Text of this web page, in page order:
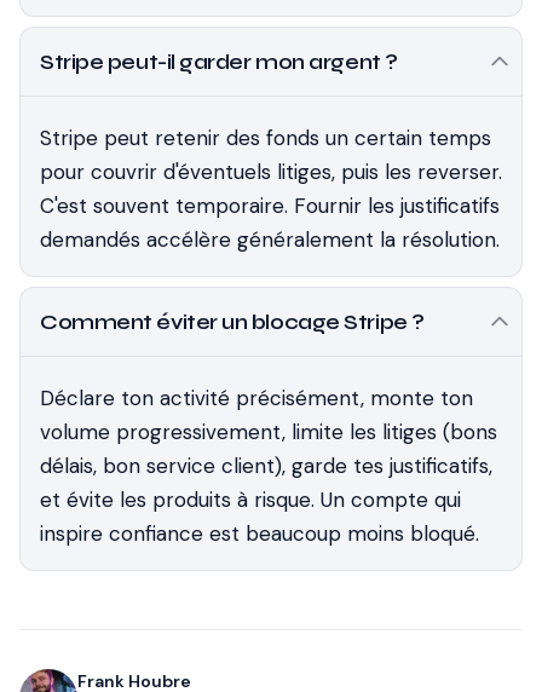
Stripe peut-il garder mon argent ?
Stripe peut retenir des fonds un certain temps
pour couvrir d'éventuels litiges, puis les reverser.
C'est souvent temporaire. Fournir les justificatifs
demandés accélère généralement la résolution.
Comment éviter un blocage Stripe ?
Déclare ton activité précisément, monte ton
volume progressivement, limite les litiges (bons
délais, bon service client), garde tes justificatifs,
et évite les produits à risque. Un compte qui
inspire confiance est beaucoup moins bloqué.
Frank Houbre